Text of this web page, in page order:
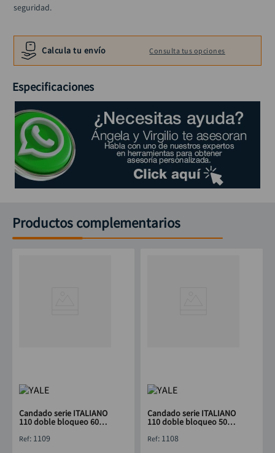
seguridad.
Calcula tu envío Consulta tus opciones
Especificaciones
Productos complementarios
Candado serie ITALIANO
110 doble bloqueo 60
: 1109
Candado serie ITALIANO
110 doble bloqueo 50
: 1108